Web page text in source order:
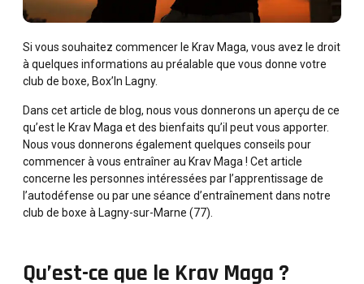
Si vous souhaitez commencer le Krav Maga, vous avez le droit
à quelques informations au préalable que vous donne votre
club de boxe, Box’In Lagny.
Dans cet article de blog, nous vous donnerons un aperçu de ce
qu’est le Krav Maga et des bienfaits qu’il peut vous apporter.
Nous vous donnerons également quelques conseils pour
commencer à vous entraîner au Krav Maga ! Cet article
concerne les personnes intéressées par l’apprentissage de
l’autodéfense ou par une séance d’entraînement dans notre
club de boxe à Lagny-sur-Marne (77).
Qu’est-ce que le Krav Maga ?